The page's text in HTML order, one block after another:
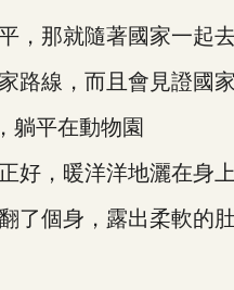
那就隨著國家一起去
線，而且會見證國家
躺平在動物園
，暖洋洋地灑在身上
個身，露出柔軟的肚